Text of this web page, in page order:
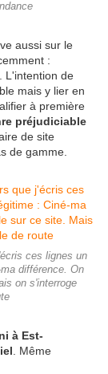
aussi sur le
:
L'intention de
mais y lier en
à première
préjudiciable
de site
de gamme.
ces lignes un
différence. On
on s'interroge
à Est-
. Même